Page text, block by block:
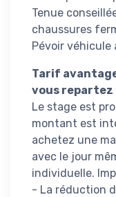
Tenue
chaussures
Pévoir véhicule
Tarif
vous repartez
Le stage est
montant est
achetez une
avec le jour
individuelle.
- La réduction